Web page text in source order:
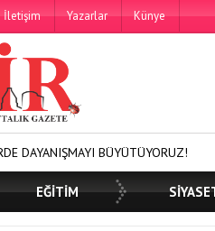
İletişim Yazarlar Künye
BÜYÜTÜYORUZ! 250 BİN
EĞİTİM